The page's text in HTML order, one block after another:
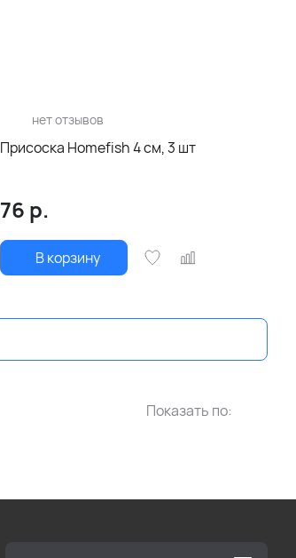
нет отзывов
Присоска Homefish 4 см, 3 шт
76 р.
В корзину
Показать по: